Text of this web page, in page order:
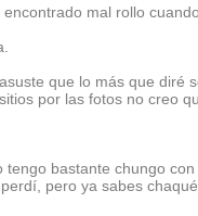
mal rollo
que lo más que diré
por las fotos no creo
bastante chungo
pero ya sabes